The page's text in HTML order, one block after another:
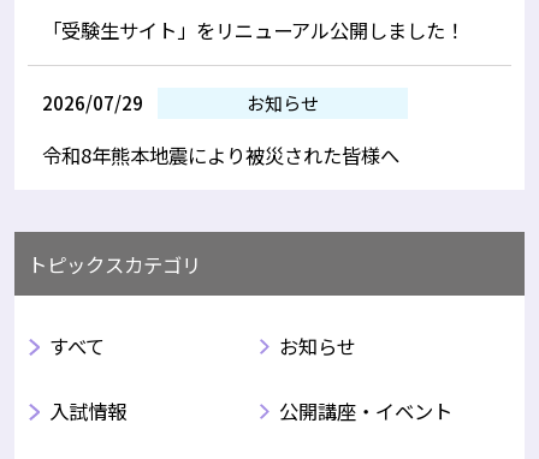
「受験生サイト」をリニューアル公開しました！
2026/07/29 お知らせ
令和8年熊本地震により被災された皆様へ
トピックスカテゴリ
すべて お知らせ
入試情報 公開講座・イベント